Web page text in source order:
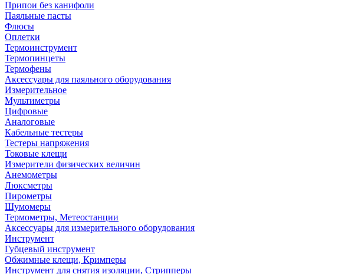
Припои без канифоли
Паяльные пасты
Флюсы
Оплетки
Термоинструмент
Термопинцеты
Термофены
Аксессуары для паяльного оборудования
Измерительное
Мультиметры
Цифровые
Аналоговые
Кабельные тестеры
Тестеры напряжения
Токовые клещи
Измерители физических величин
Анемометры
Люксметры
Пирометры
Шумомеры
Термометры, Метеостанции
Аксессуары для измерительного оборудования
Инструмент
Губцевый инструмент
Обжимные клещи, Кримперы
Инструмент для снятия изоляции, Стрипперы